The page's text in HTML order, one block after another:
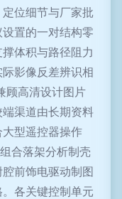
位细节与厂家批
置的一对结构零
体积与路径阻力
影像反差辨识相
顾高清设计图片
渠道由长期资料
型遥控器操作
合落架分析制壳
前饰电驱动制图
各关键控制单元